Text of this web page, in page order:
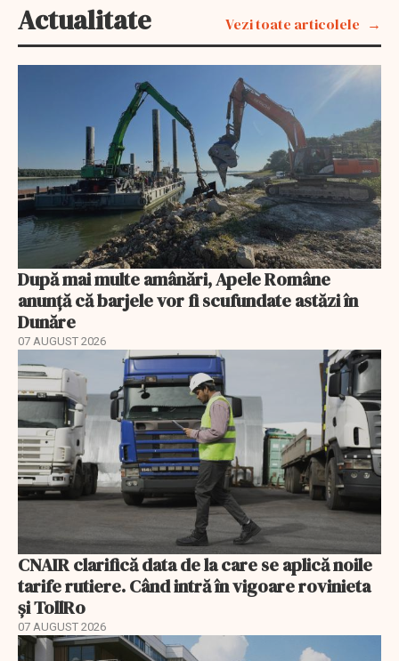
Actualitate Vezi toate articolele
După mai multe amânări, Apele Române
anunță că barjele vor fi scufundate astăzi în
Dunăre
07 AUGUST 2026
CNAIR clarifică data de la care se aplică noile
tarife rutiere. Când intră în vigoare rovinieta
și TollRo
07 AUGUST 2026